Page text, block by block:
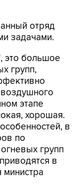
отряд
задачами.
это большое
групп,
этапе
хорошая.
в
по
групп
в